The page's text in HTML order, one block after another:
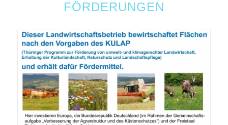
FÖRDERUNGEN